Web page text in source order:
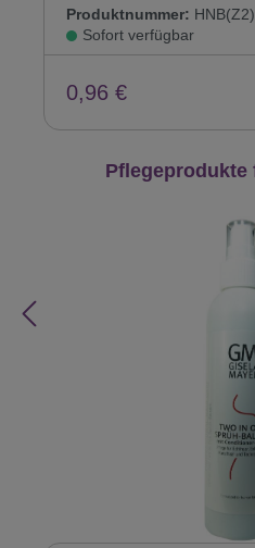
Produktnummer: HNB(Z2)
Sofort verfügbar
0,96 €
ProduktgaleriePflegeprodukte